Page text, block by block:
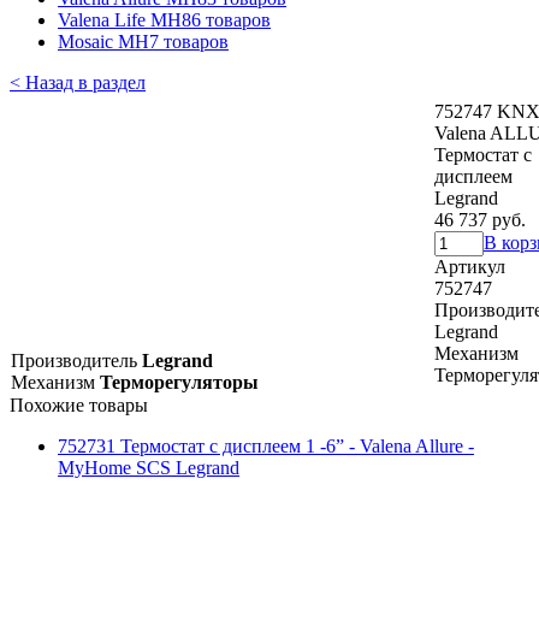
Valena Life MH86 товаров
Mosaic MH7 товаров
< Назад в раздел
752747 KNX
Valena
Термостат с
дисплеем
Legrand
46 737 руб.
В
Артикул
752747
Legrand
Механизм
Производитель Legrand
Механизм Терморегуляторы
Похожие товары
752731 Термостат с дисплеем 1 -6” - Valena Allure -
MyHome SCS Legrand